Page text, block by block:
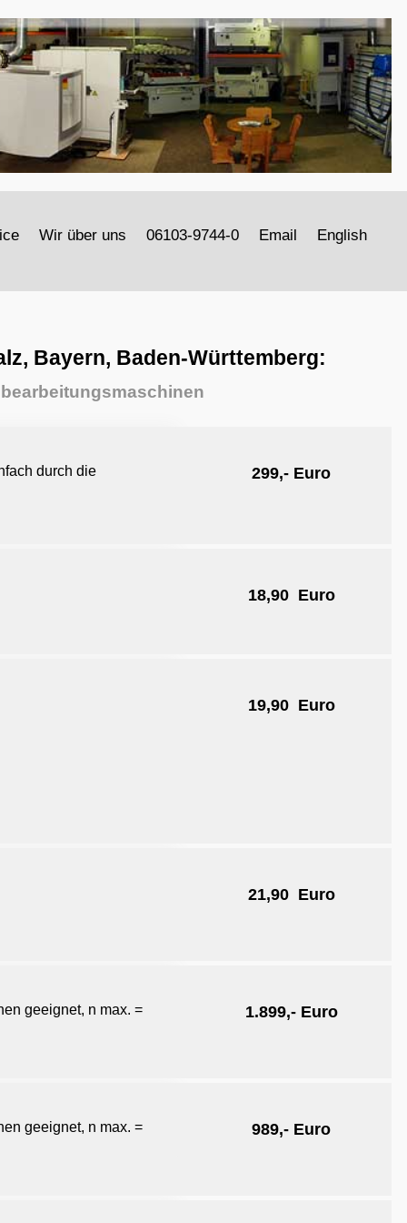
Wir über uns 06103-9744-0 Email English
Bayern, Baden-Württemberg:
durch die 299,- Euro
18,90 Euro
19,90 Euro
21,90 Euro
geeignet, n max. = 1.899,- Euro
geeignet, n max. = 989,- Euro